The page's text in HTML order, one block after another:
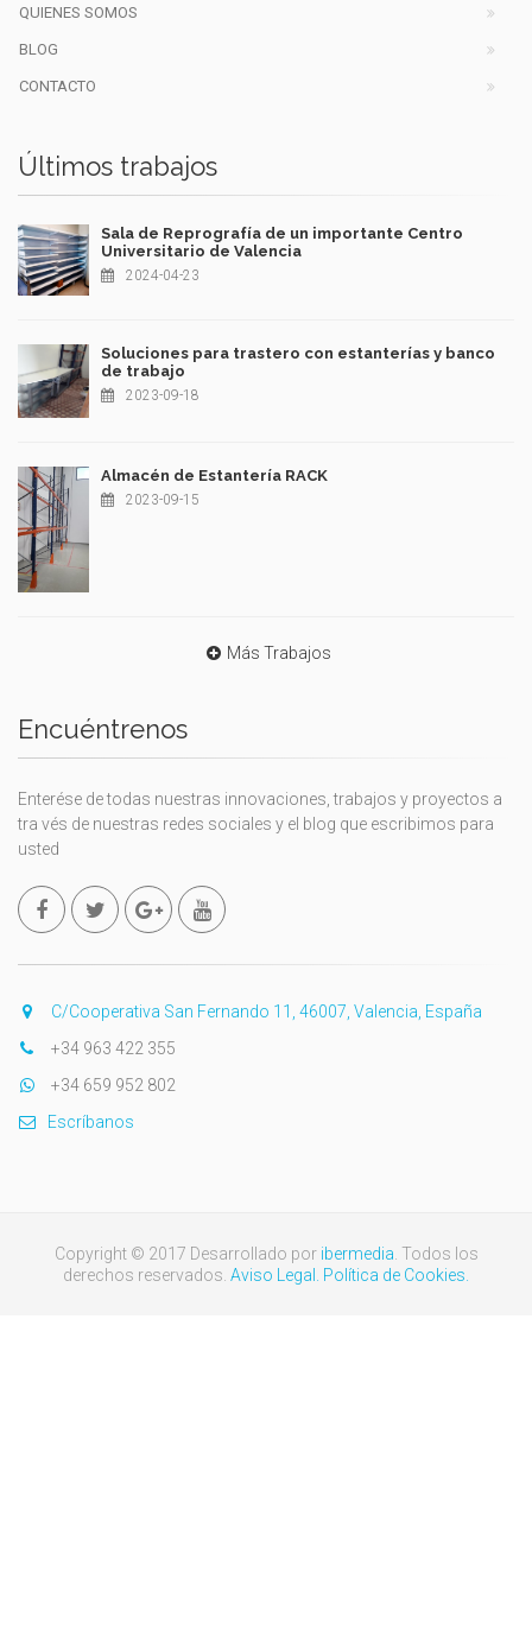
QUIENES SOMOS
BLOG
CONTACTO
Últimos trabajos
Sala de Reprografía de un importante Centro
Universitario de Valencia
2024-04-23
Soluciones para trastero con estanterías y banco
de trabajo
2023-09-18
Almacén de Estantería RACK
2023-09-15
Más Trabajos
Encuéntrenos
Enterése de todas nuestras innovaciones, trabajos y proyectos a
tra vés de nuestras redes sociales y el blog que escribimos para
usted
C/Cooperativa San Fernando 11, 46007, Valencia, España
+34 963 422 355
+34 659 952 802
Escríbanos
Copyright © 2017 Desarrollado por ibermedia . Todos los
derechos reservados. Aviso Legal. Política de Cookies.